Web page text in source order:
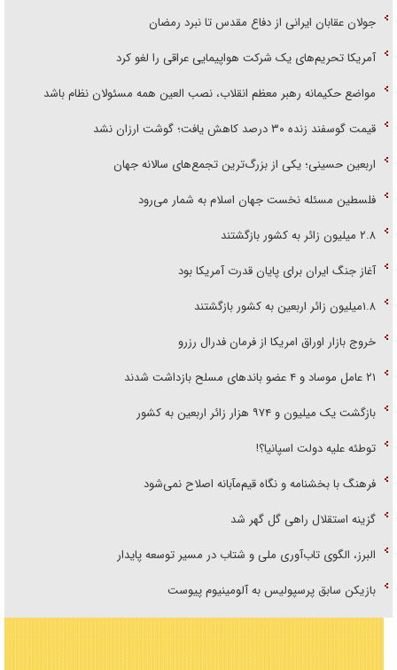
جولان عقابان ایرانی از دفاع مقدس تا نبرد رمضان
آمریکا تحریم‌های یک شرکت هواپیمایی عراقی را لغو کرد
مواضع حکیمانه رهبر معظم انقلاب، نصب العین همه مسئولان نظام باشد
قیمت گوسفند زنده ۳۰ درصد کاهش یافت؛ گوشت ارزان نشد
اربعین حسینی؛ یکی از بزرگ‌ترین تجمع‌های سالانه جهان
فلسطین مسئله نخست جهان اسلام به شمار می‌رود
۲.۸ میلیون زائر به کشور بازگشتند
آغاز جنگ ایران برای پایان قدرت آمریکا بود
۱.۸میلیون زائر اربعین به کشور بازگشتند
خروج بازار اوراق امریکا از فرمان فدرال رزرو
۲۱ عامل موساد و ۴ عضو باند‌های مسلح بازداشت شدند
بازگشت یک میلیون و ۹۷۴ هزار زائر اربعین به کشور
توطئه علیه دولت اسپانیا؟!
فرهنگ با بخشنامه و نگاه قیم‌مآبانه اصلاح نمی‌شود
گزینه استقلال راهی گل گهر شد
البرز، الگوی تاب‌آوری ملی و شتاب در مسیر توسعه پایدار
بازیکن سابق پرسپولیس به آلومینیوم پیوست